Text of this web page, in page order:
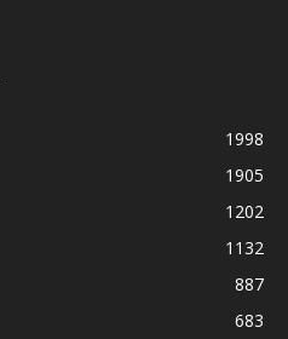
1998
1905
1202
1132
887
683